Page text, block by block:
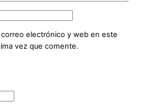
electrónico y web en este
vez que comente.